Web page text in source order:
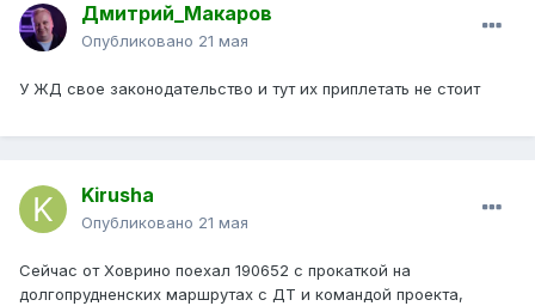
Дмитрий_Макаров
Опубликовано 21 мая
У ЖД свое законодательство и тут их приплетать не стоит
Kirusha
Опубликовано 21 мая
Сейчас от Ховрино поехал 190652 с прокаткой на
долгопрудненских маршрутах с ДТ и командой проекта,